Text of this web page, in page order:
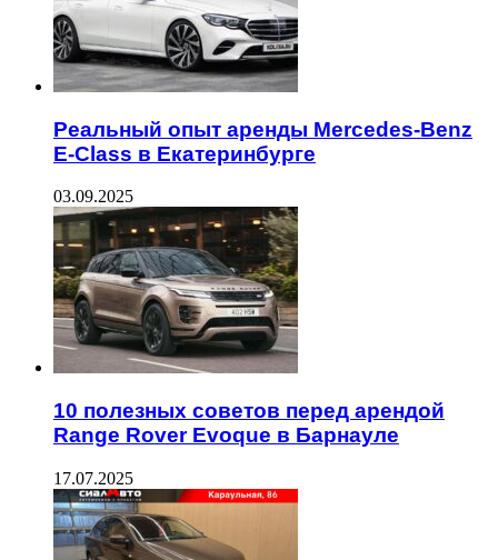
Реальный опыт аренды Mercedes-Benz
E-Class в Екатеринбурге
03.09.2025
10 полезных советов перед арендой
Range Rover Evoque в Барнауле
17.07.2025